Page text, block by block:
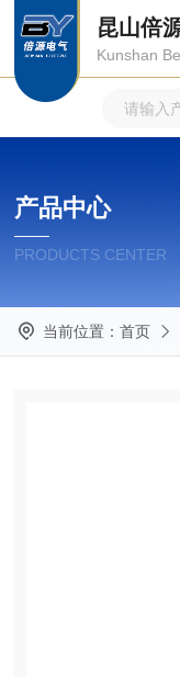
昆山倍
Kunshan
产品中心
PRODUCTS CENTER
当前位置： 首页